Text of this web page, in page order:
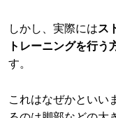
しかし、実際にはス
トレーニングを行
す。
これはなぜかといい